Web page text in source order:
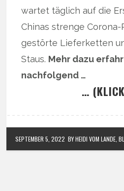
wartet täglich auf die
Chinas strenge
gestörte Lieferketten
Staus. Mehr dazu
nachfolgend …
…
SEPTEMBER 5, 2022 BY HEIDI VOM LANDE,